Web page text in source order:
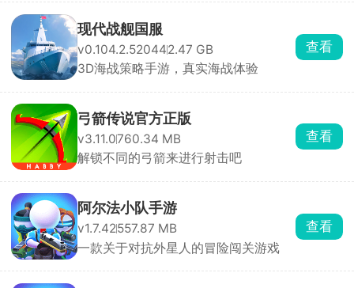
现代战舰国服
v0.104.2.520442.47 GB
3D海战策略手游，真实海战体验
查看
弓箭传说官方正版
v3.11.0760.34 MB
解锁不同的弓箭来进行射击吧
查看
阿尔法小队手游
v1.7.42557.87 MB
一款关于对抗外星人的冒险闯关游戏
查看